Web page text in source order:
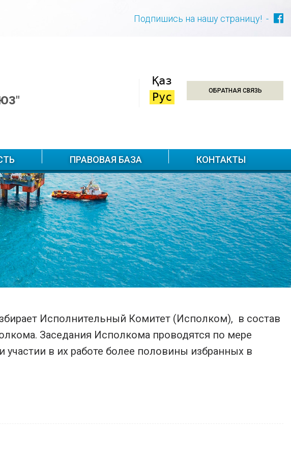
Подпишись на нашу страницу! -
Қаз
Рус
ОБРАТНАЯ СВЯЗЬ
ПРАВОВАЯ БАЗА КОНТАКТЫ
Исполнительный Комитет (Исполком), в состав
Заседания Исполкома проводятся по мере
в их работе более половины избранных в